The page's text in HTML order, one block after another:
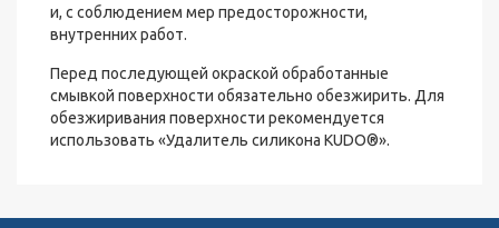
и, с соблюдением мер предосторожности,
внутренних работ.
Перед последующей окраской обработанные
смывкой поверхности обязательно обезжирить. Для
обезжиривания поверхности рекомендуется
использовать «Удалитель силикона KUDO®».